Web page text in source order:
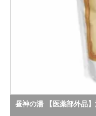
昼神の湯 【医薬部外品